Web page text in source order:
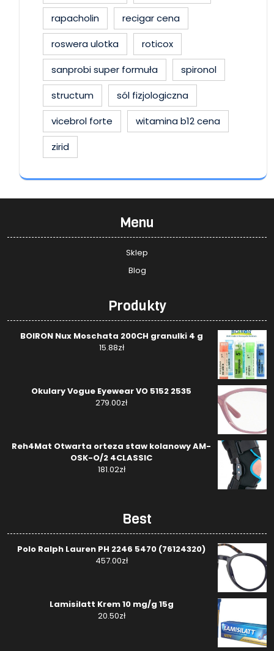
rapacholin
recigar cena
roswera ulotka
roticox
sanprobi super formuła
spironol
structum
sól fizjologiczna
vicebrol forte
witamina b12 cena
zirid
Menu
Sklep
Blog
Produkty
BOIRON Nux Moschata 200CH granulki 4 g
15.88zł
Okulary Vogue Eyewear VO 5152 2535
279.00zł
Reh4Mat Otwarta orteza staw kolanowy AM-
OSK-O/2 4CLASSIC
181.02zł
Best
Polo Ralph Lauren PH 2246 5470 (76124320)
457.00zł
Lamisilatt Krem 10 mg/g 15g
20.50zł